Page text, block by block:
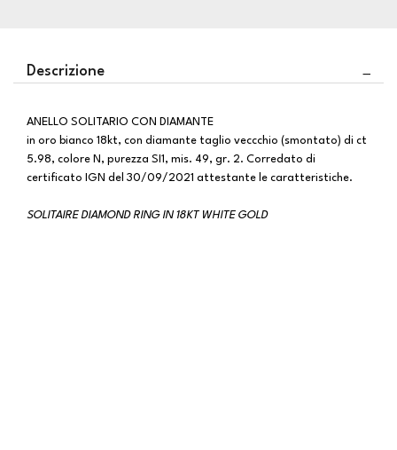
Descrizione
ANELLO SOLITARIO CON DIAMANTE
in oro bianco 18kt, con diamante taglio veccchio (smontato) di ct
5.98, colore N, purezza SI1, mis. 49, gr. 2. Corredato di
certificato IGN del 30/09/2021 attestante le caratteristiche.
SOLITAIRE DIAMOND RING IN 18KT WHITE GOLD